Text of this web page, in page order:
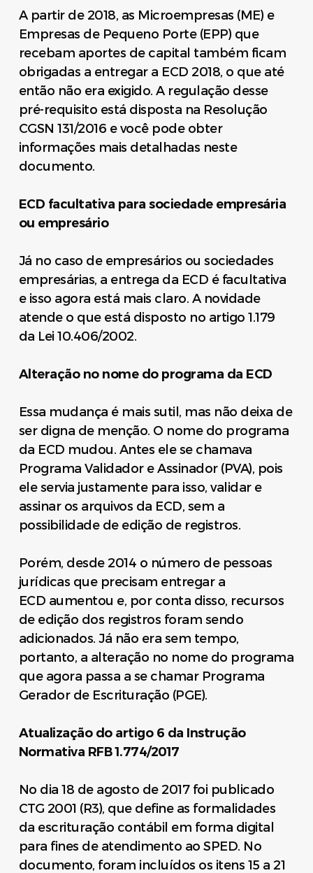
A partir de 2018, as Microempresas (ME) e
Empresas de Pequeno Porte (EPP) que
recebam aportes de capital também ficam
obrigadas a entregar a ECD 2018, o que até
então não era exigido. A regulação desse
pré-requisito está disposta na Resolução
CGSN 131/2016 e você pode obter
informações mais detalhadas neste
documento.
ECD facultativa para sociedade empresária
ou empresário
Já no caso de empresários ou sociedades
empresárias, a entrega da ECD é facultativa
e isso agora está mais claro. A novidade
atende o que está disposto no artigo 1.179
da Lei 10.406/2002.
Alteração no nome do programa da ECD
Essa mudança é mais sutil, mas não deixa de
ser digna de menção. O nome do programa
da ECD mudou. Antes ele se chamava
Programa Validador e Assinador (PVA), pois
ele servia justamente para isso, validar e
assinar os arquivos da ECD, sem a
possibilidade de edição de registros.
Porém, desde 2014 o número de pessoas
jurídicas que precisam entregar a
ECD aumentou e, por conta disso, recursos
de edição dos registros foram sendo
adicionados. Já não era sem tempo,
portanto, a alteração no nome do programa
que agora passa a se chamar Programa
Gerador de Escrituração (PGE).
Atualização do artigo 6 da Instrução
Normativa RFB 1.774/2017
No dia 18 de agosto de 2017 foi publicado
CTG 2001 (R3), que define as formalidades
da escrituração contábil em forma digital
para fines de atendimento ao SPED. No
documento, foram incluídos os itens 15 a 21